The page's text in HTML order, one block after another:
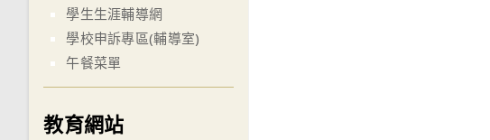
學生生涯輔導網
學校申訴專區(輔導室)
午餐菜單
教育網站